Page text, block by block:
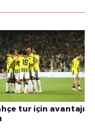
tur için avantajı